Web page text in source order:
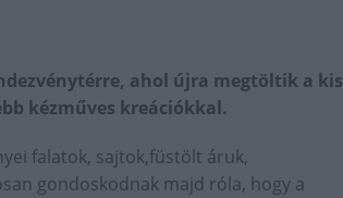
ahol újra megtöltik a kis
kézműves kreációkkal.
falatok, sajtok,füstölt áruk,
gondoskodnak majd róla, hogy a